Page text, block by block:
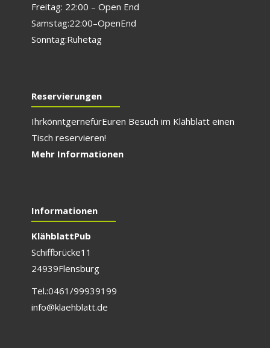
Freitag: 22:00 – Open End
Samstag: 22:00 – Open End
Sonntag: Ruhetag
Reservierungen
Ihr könnt gerne für Euren Besuch im Klähblatt einen
Tisch reservieren!
Mehr Informationen
Informationen
Klähblatt Pub
Schiffbrücke 11
24939 Flensburg
Tel.: 0461/999 391 99
info@klaehblatt.de